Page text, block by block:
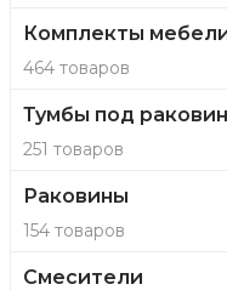
Комплекты
464 товаров
Тумбы под
251 товаров
Раковины
154 товаров
Смесители